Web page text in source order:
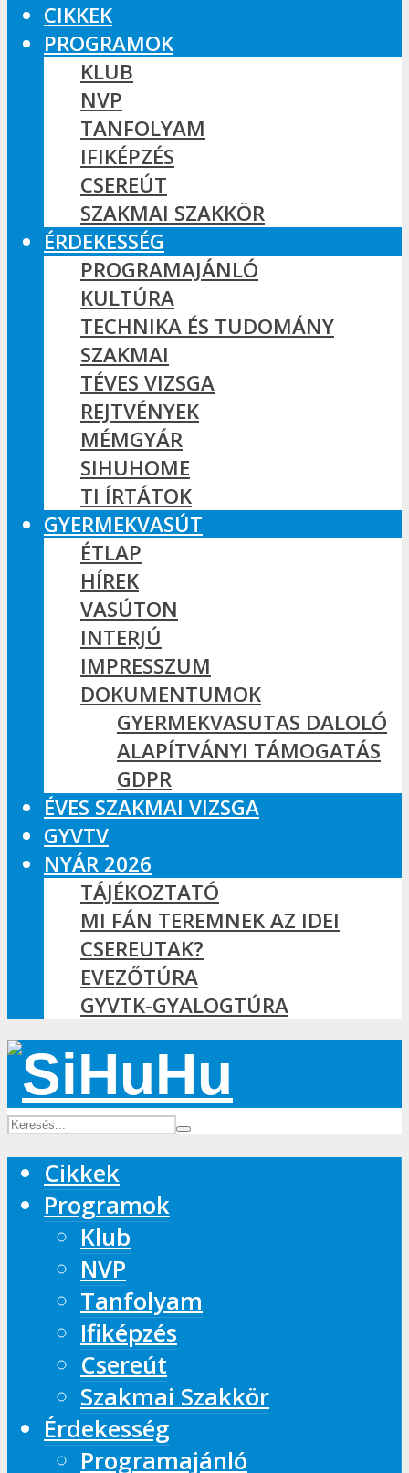
CIKKEK
PROGRAMOK
KLUB
NVP
TANFOLYAM
IFIKÉPZÉS
CSEREÚT
SZAKMAI SZAKKÖR
ÉRDEKESSÉG
PROGRAMAJÁNLÓ
KULTÚRA
TECHNIKA ÉS TUDOMÁNY
SZAKMAI
TÉVES VIZSGA
REJTVÉNYEK
MÉMGYÁR
SIHUHOME
TI ÍRTÁTOK
GYERMEKVASÚT
ÉTLAP
HÍREK
VASÚTON
INTERJÚ
IMPRESSZUM
DOKUMENTUMOK
GYERMEKVASUTAS DALOLÓ
ALAPÍTVÁNYI TÁMOGATÁS
GDPR
ÉVES SZAKMAI VIZSGA
GYVTV
NYÁR 2026
TÁJÉKOZTATÓ
MI FÁN TEREMNEK AZ IDEI
CSEREUTAK?
EVEZŐTÚRA
GYVTK-GYALOGTÚRA
Cikkek
Programok
Klub
NVP
Tanfolyam
Ifiképzés
Csereút
Szakmai Szakkör
Érdekesség
Programajánló